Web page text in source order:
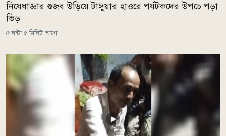
নিষেধাজ্ঞার গুজব উড়িয়ে টাঙ্গুয়ার হাওরে পর্যটকদের উপচে পড়া
ভিড়
৫ ঘন্টা ৫ মিনিট আগে